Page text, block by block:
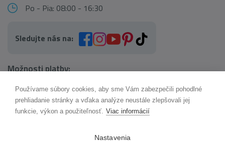
Po - Pia: 08:00 - 16:30
Sledujte nás na:
Možnosti platby:
Používame súbory cookies, aby sme Vám zabezpečili pohodlné
prehliadanie stránky a vďaka analýze neustále zlepšovali jej
funkcie, výkon a použiteľnosť. Viac informácií
Nastavenia
AI pomocník Maxík
Online